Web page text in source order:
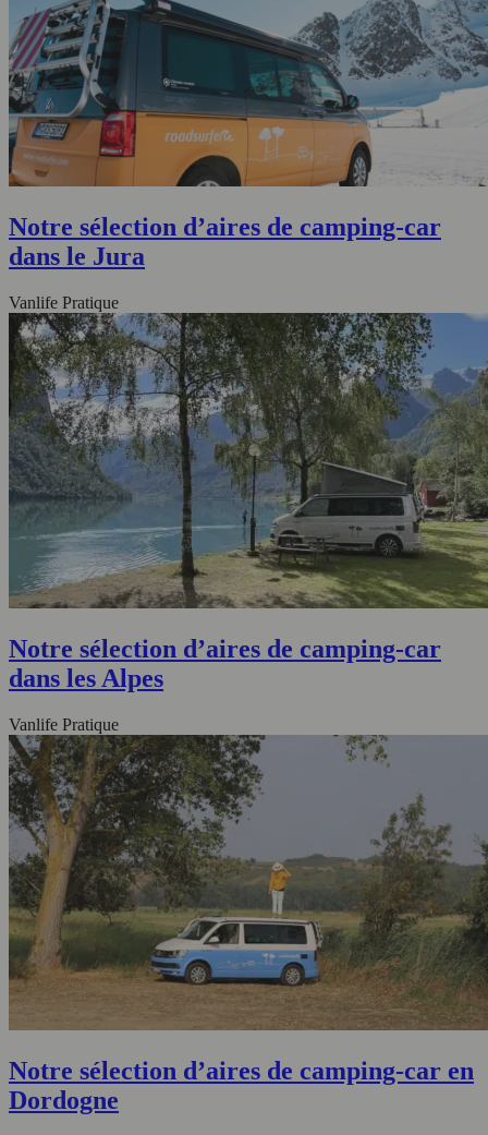
Notre sélection d’aires de camping-car
dans le Jura
Vanlife Pratique
Notre sélection d’aires de camping-car
dans les Alpes
Vanlife Pratique
Notre sélection d’aires de camping-car en
Dordogne